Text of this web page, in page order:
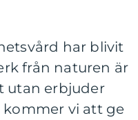
har blivit
från naturen är
utan erbjuder
kommer vi att ge